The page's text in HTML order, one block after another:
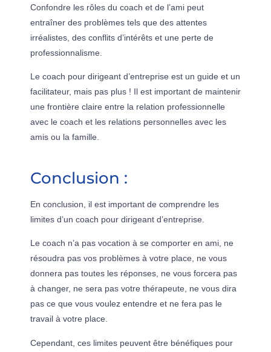
Confondre les rôles du coach et de l’ami peut
entraîner des problèmes tels que des attentes
irréalistes, des conflits d’intérêts et une perte de
professionnalisme.
Le coach pour dirigeant d’entreprise est un guide et un
facilitateur, mais pas plus ! Il est important de maintenir
une frontière claire entre la relation professionnelle
avec le coach et les relations personnelles avec les
amis ou la famille.
Conclusion :
En conclusion, il est important de comprendre les
limites d’un coach pour dirigeant d’entreprise.
Le coach n’a pas vocation à se comporter en ami, ne
résoudra pas vos problèmes à votre place, ne vous
donnera pas toutes les réponses, ne vous forcera pas
à changer, ne sera pas votre thérapeute, ne vous dira
pas ce que vous voulez entendre et ne fera pas le
travail à votre place.
Cependant, ces limites peuvent être bénéfiques pour